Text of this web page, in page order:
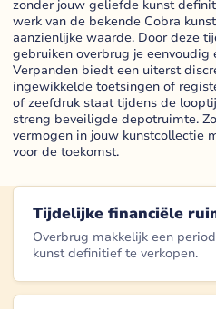
zonder jouw geliefde kunst
werk van de bekende Cobra
aanzienlijke waarde. Door deze
gebruiken overbrug je eenvoudig
Verpanden biedt een uiterst
ingewikkelde toetsingen of
of zeefdruk staat tijdens de
streng beveiligde depotruimte.
vermogen in jouw kunstcollectie
voor de toekomst.
Tijdelijke financiële
Overbrug makkelijk een
kunst definitief te verkopen.